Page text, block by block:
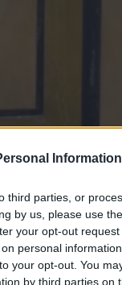
Information
third parties, or
by us, please use
your opt-out
personal
your opt-out. You
by third parties on